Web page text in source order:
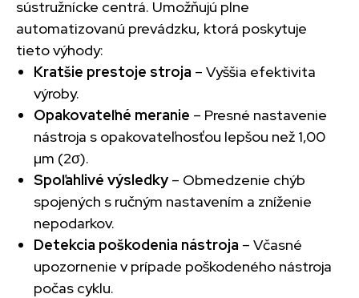
sústružnícke centrá. Umožňujú plne
automatizovanú prevádzku, ktorá poskytuje
tieto výhody:
Kratšie prestoje stroja – Vyššia efektivita
výroby.
Opakovateľné meranie – Presné nastavenie
nástroja s opakovateľnosťou lepšou než 1,00
µm (2σ).
Spoľahlivé výsledky– Obmedzenie chýb
spojených s ručným nastavením a zníženie
nepodarkov.
Detekcia poškodenia nástroja – Včasné
upozornenie v prípade poškodeného nástroja
počas cyklu.